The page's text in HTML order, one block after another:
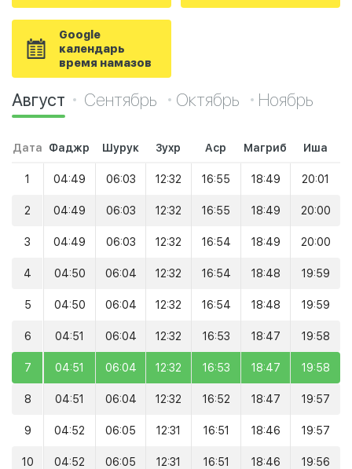
Google
календарь
время намазов
Август Сентябрь Октябрь Ноябрь
Дата Фаджр Шурук Зухр Аср Магриб Иша
1 04:49 06:03 12:32 16:55 18:49 20:01
2 04:49 06:03 12:32 16:55 18:49 20:00
3 04:49 06:03 12:32 16:54 18:49 20:00
4 04:50 06:04 12:32 16:54 18:48 19:59
5 04:50 06:04 12:32 16:54 18:48 19:59
6 04:51 06:04 12:32 16:53 18:47 19:58
7 04:51 06:04 12:32 16:53 18:47 19:58
8 04:51 06:04 12:32 16:52 18:47 19:57
9 04:52 06:05 12:31 16:51 18:46 19:57
10 04:52 06:05 12:31 16:51 18:46 19:56